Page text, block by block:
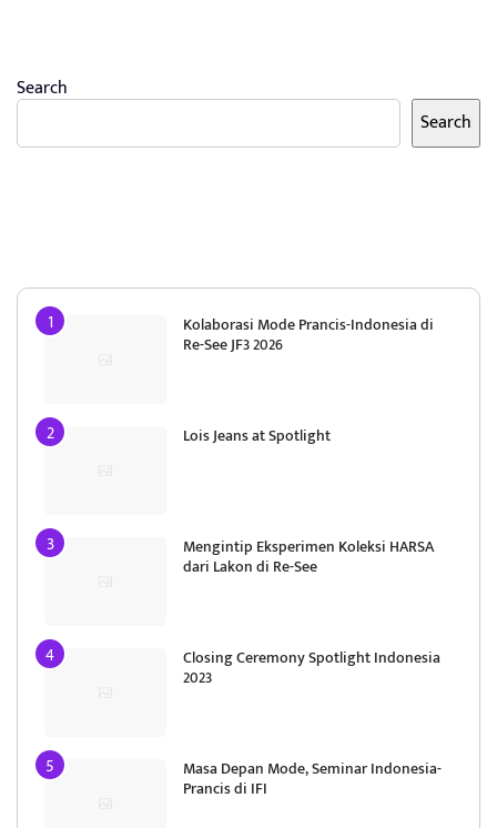
Search
Search
Kolaborasi Mode Prancis-Indonesia di
Re-See JF3 2026
Lois Jeans at Spotlight
Mengintip Eksperimen Koleksi HARSA
dari Lakon di Re-See
Closing Ceremony Spotlight Indonesia
2023
Masa Depan Mode, Seminar Indonesia-
Prancis di IFI